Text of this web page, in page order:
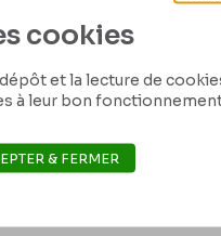
cookies
et la lecture de
à leur bon
& FERMER